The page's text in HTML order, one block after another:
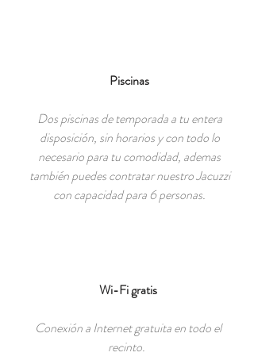
Piscinas
Dos piscinas de temporada a tu entera
disposición, sin horarios y con todo lo
necesario para tu comodidad, ademas
también puedes contratar nuestro Jacuzzi
con capacidad para 6 personas.
Wi-Fi gratis
Conexión a Internet gratuita en todo el
recinto.